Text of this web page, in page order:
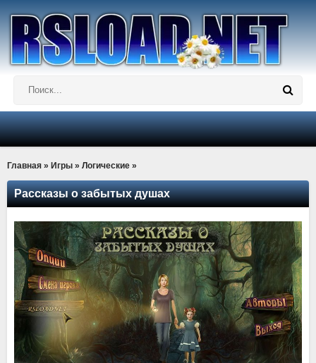
Главная » Игры » Логические »
Рассказы о забытых душах